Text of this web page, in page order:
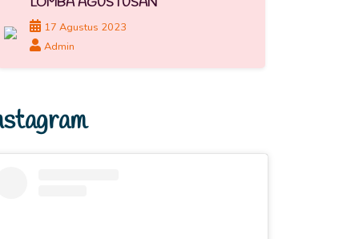
17 Agustus 2023
Admin